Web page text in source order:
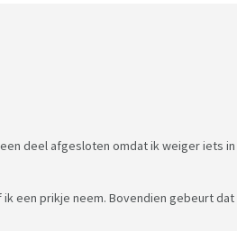
deel afgesloten omdat ik weiger iets in
een prikje neem. Bovendien gebeurt dat